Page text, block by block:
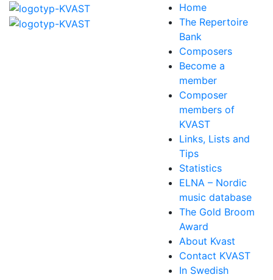
Home
The Repertoire
Bank
Composers
Become a
member
Composer
members of
KVAST
Links, Lists and
Tips
Statistics
ELNA – Nordic
music database
The Gold Broom
Award
About Kvast
Contact KVAST
In Swedish